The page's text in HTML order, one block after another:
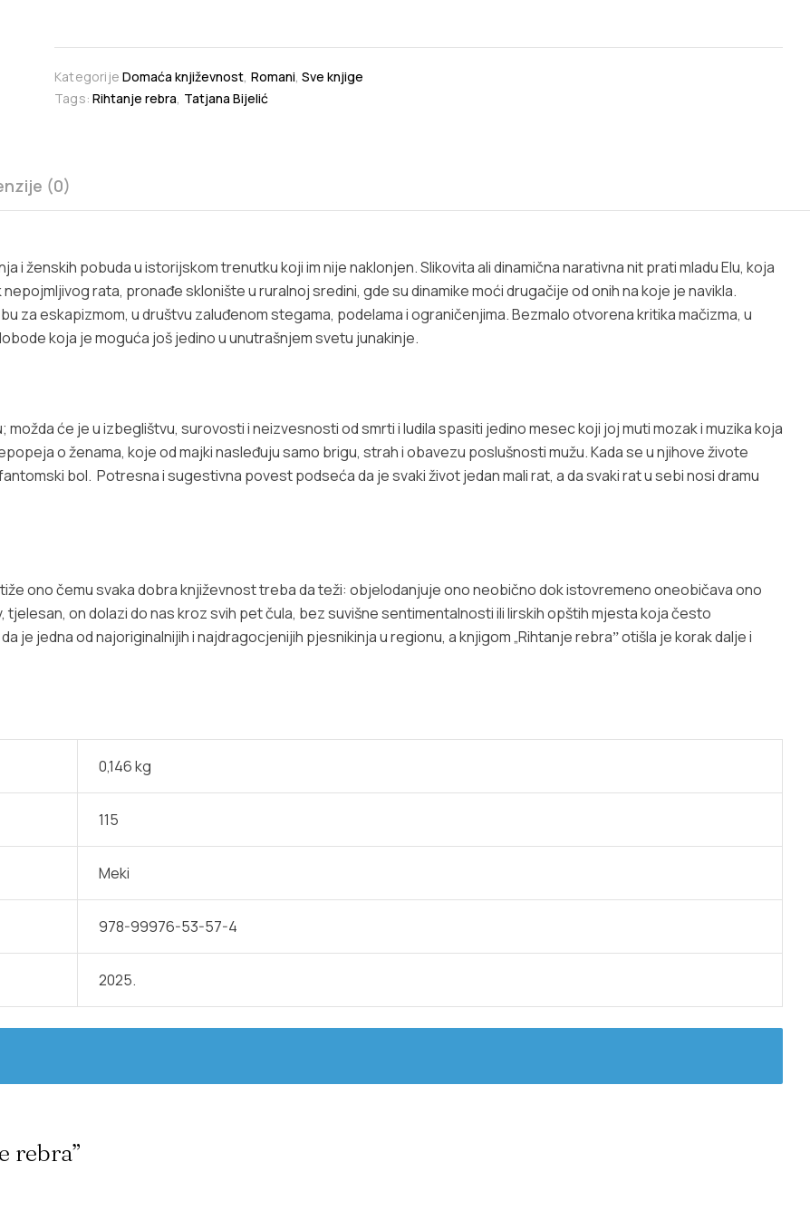
Kategorije Domaća književnost, Romani,Sve knjige
Tags: Rihtanje rebra, Tatjana Bijelić
(0)
i ženskih pobuda u istorijskom trenutku koji im nije naklonjen. Slikovita ali dinamična narativna nit prati mladu Elu, koja
rata, pronađe sklonište u ruralnoj sredini, gde su dinamike moći drugačije od onih na koje je navikla.
za eskapizmom, u društvu zaluđenom stegama, podelama i ograničenjima. Bezmalo otvorena kritika mačizma, u
koja je moguća još jedino u unutrašnjem svetu junakinje.
možda će je u izbeglištvu, surovosti i neizvesnosti od smrti i ludila spasiti jedino mesec koji joj muti mozak i muzika koja
o ženama, koje od majki nasleđuju samo brigu, strah i obavezu poslušnosti mužu. Kada se u njihove živote
bol. Potresna i sugestivna povest podseća da je svaki život jedan mali rat, a da svaki rat u sebi nosi dramu
ono čemu svaka dobra književnost treba da teži: objelodanjuje ono neobično dok istovremeno oneobičava ono
tjelesan, on dolazi do nas kroz svih pet čula, bez suvišne sentimentalnosti ili lirskih opštih mjesta koja često
je jedna od najoriginalnijih i najdragocjenijih pjesnikinja u regionu, a knjigom „Rihtanje rebraˮ otišla je korak dalje i
0,146 kg
115
Meki
978-99976-53-57-4
2025.
rebra”